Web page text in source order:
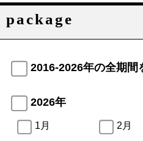
package
2016-2026年の全期間
2026年
1月 2月